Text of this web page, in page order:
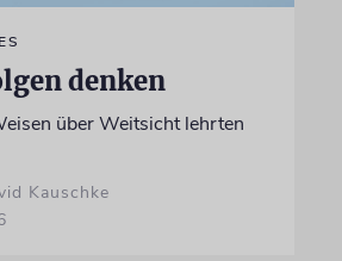
denken
über Weitsicht lehrten
Kauschke